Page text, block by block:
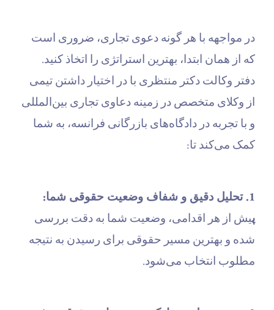
در مواجهه با هر گونه دعوی تجاری، ضروری است
که از همان ابتدا، بهترین استراتژی را اتخاذ کنید.
دفتر وکالت دکتر منتظری با در اختیار داشتن تیمی
از وکلای متخصص در زمینه دعاوی تجاری بین‌المللی
و با تجربه در دادگاه‌های بازرگانی فرانسه، به شما
کمک می‌کند تا:
1. تحلیل دقیق و شفاف وضعیت حقوقی شما:
پیش از هر اقدامی، وضعیت شما به دقت بررسی
شده و بهترین مسیر حقوقی برای رسیدن به نتیجه
مطلوب انتخاب می‌شود.